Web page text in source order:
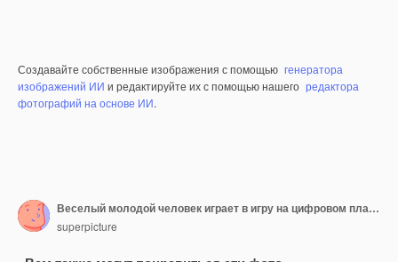
Создавайте собственные изображения с помощью генератора
изображений ИИ и редактируйте их с помощью нашего редактора
фотографий на основе ИИ.
Веселый молодой человек играет в игру на цифровом планшете
superpicture